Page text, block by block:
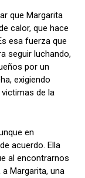
que Margarita
calor, que hace
esa fuerza que
seguir luchando,
por un
exigiendo
de la
en
acuerdo. Ella
al encontrarnos
Margarita, una